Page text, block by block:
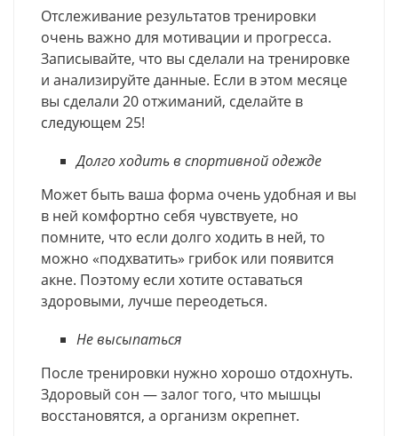
Отслеживание результатов тренировки
очень важно для мотивации и прогресса.
Записывайте, что вы сделали на тренировке
и анализируйте данные. Если в этом месяце
вы сделали 20 отжиманий, сделайте в
следующем 25!
Долго ходить в спортивной одежде
Может быть ваша форма очень удобная и вы
в ней комфортно себя чувствуете, но
помните, что если долго ходить в ней, то
можно «подхватить» грибок или появится
акне. Поэтому если хотите оставаться
здоровыми, лучше переодеться.
Не высыпаться
После тренировки нужно хорошо отдохнуть.
Здоровый сон — залог того, что мышцы
восстановятся, а организм окрепнет.